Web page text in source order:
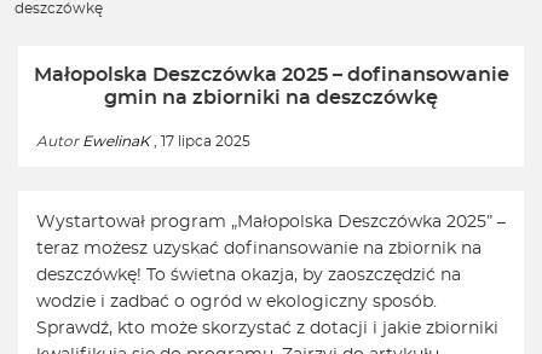
deszczówkę
Małopolska Deszczówka 2025 – dofinansowanie
gmin na zbiorniki na deszczówkę
Autor EwelinaK , 17 lipca 2025
Wystartował program „Małopolska Deszczówka 2025” –
teraz możesz uzyskać dofinansowanie na zbiornik na
deszczówkę! To świetna okazja, by zaoszczędzić na
wodzie i zadbać o ogród w ekologiczny sposób.
Sprawdź, kto może skorzystać z dotacji i jakie zbiorniki